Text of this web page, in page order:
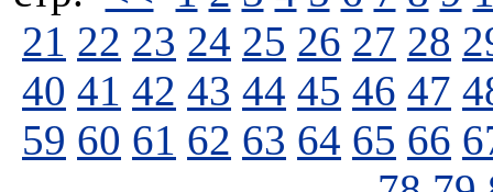
21 22 23 24 25 26 27 28
40 41 42 43 44 45 46 47
59 60 61 62 63 64 65 66